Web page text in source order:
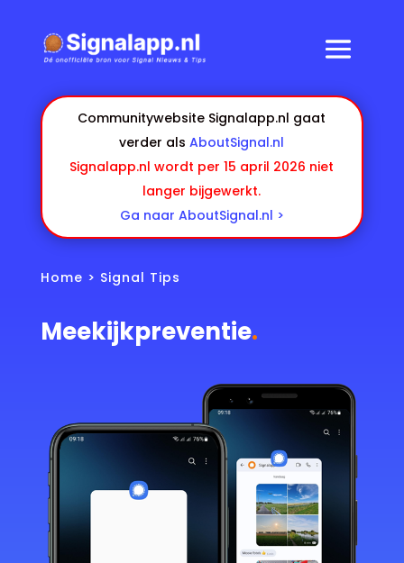
Communitywebsite Signalapp.nl gaat
verder alsAboutSignal.nl
Signalapp.nl wordt per 15 april 2026 niet
langer bijgewerkt.
Ga naar AboutSignal.nl >
Home > Signal Tips
Meekijkpreventie